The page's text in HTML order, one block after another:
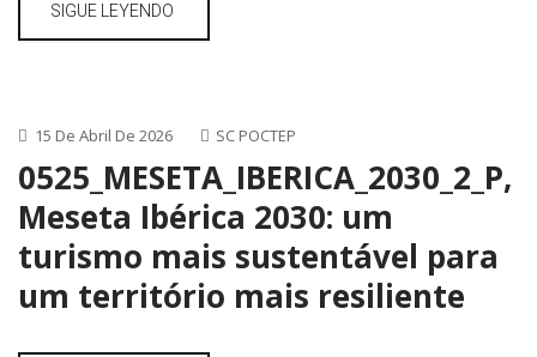
SIGUE LEYENDO
15 De Abril De 2026 SC POCTEP
0525_MESETA_IBERICA_2030_2_P,
Meseta Ibérica 2030: um
turismo mais sustentável para
um território mais resiliente